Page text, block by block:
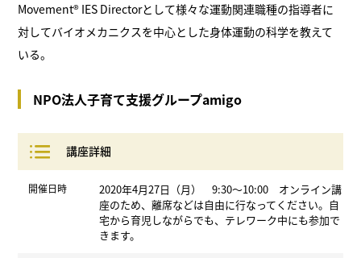
Movement®️ IES Directorとして様々な運動関連職種の指導者に
対してバイオメカニクスを中心とした身体運動の科学を教えて
いる。
NPO法人子育て支援グループamigo
講座詳細
開催日時
2020年4月27日（月） 9:30〜10:00 オンライン講
座のため、離席などは自由に行なってください。自
宅から育児しながらでも、テレワーク中にも参加で
きます。